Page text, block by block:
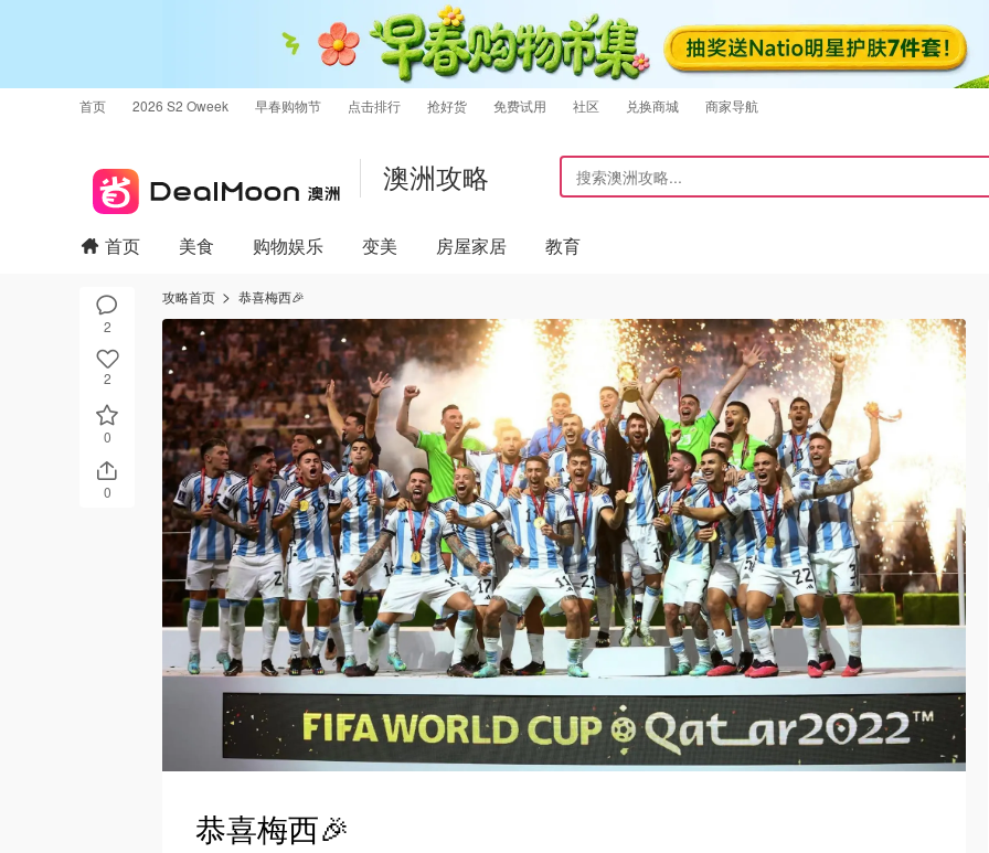
首页 2026 S2 Oweek 早春购物节 点击排行 抢好货 免费试用 社区 兑换商城 商家导航
澳洲攻略
2
2
0
0
首页 美食 购物娱乐 变美 房屋家居 教育
攻略首页 恭喜梅西🎉
恭喜梅西🎉